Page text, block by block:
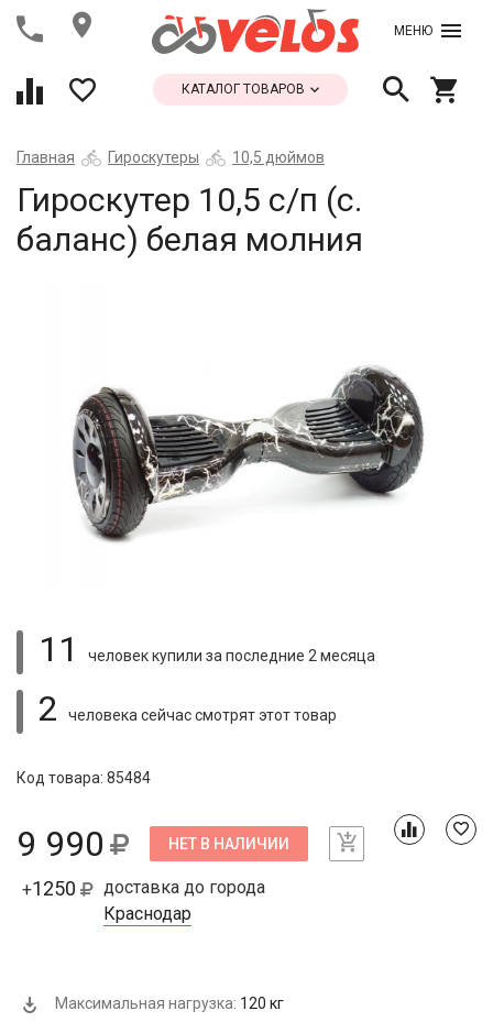
МЕНЮ
КАТАЛОГ ТОВАРОВ
Главная Гироскутеры 10,5 дюймов
Гироскутер 10,5 с/п (с.
баланс) белая молния
11 человек купили за последние 2 месяца
2 человека сейчас смотрятэтот товар
Код товара: 85484
9 990 НЕТ В НАЛИЧИИ
+1250
доставка до города
Краснодар
Максимальная нагрузка: 120 кг